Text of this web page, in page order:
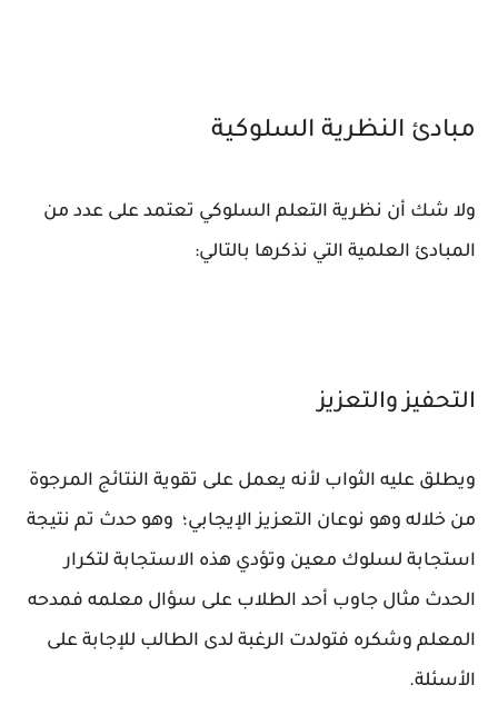
مبادئ النظرية السلوكية
ولا شك أن نظرية التعلم السلوكي تعتمد على عدد من
المبادئ العلمية التي نذكرها بالتالي:
التحفيز والتعزيز
ويطلق عليه الثواب لأنه يعمل على تقوية النتائج المرجوة
من خلاله وهو نوعان التعزيز الإيجابي؛ وهو حدث تم نتيجة
استجابة لسلوك معين وتؤدي هذه الاستجابة لتكرار
الحدث مثال جاوب أحد الطلاب على سؤال معلمه فمدحه
المعلم وشكره فتولدت الرغبة لدى الطالب للإجابة على
الأسئلة.